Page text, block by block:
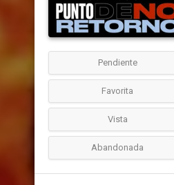
Pendiente
Favorita
Vista
Abandonada